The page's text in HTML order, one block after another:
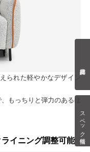
スペック情報
られた軽やかなデザイン
もっちりと弾力のあるほ
イニング調整可能